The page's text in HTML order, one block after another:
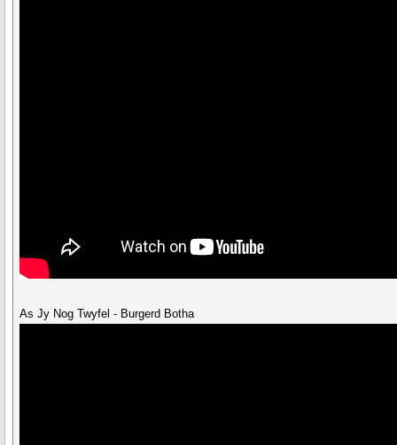
As Jy Nog Twyfel - Burgerd Botha